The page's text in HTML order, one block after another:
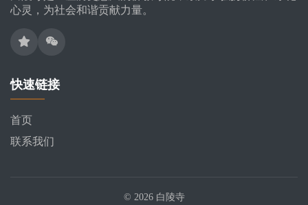
心灵，为社会和谐贡献力量。
快速链接
首页
联系我们
© 2026 白陵寺